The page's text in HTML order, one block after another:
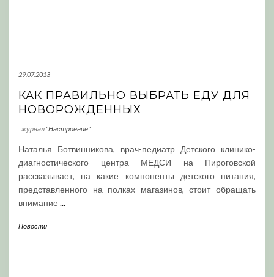
29.07.2013
КАК ПРАВИЛЬНО ВЫБРАТЬ ЕДУ ДЛЯ
НОВОРОЖДЕННЫХ
журнал "Настроение"
Наталья Ботвинникова, врач-педиатр Детского клинико-
диагностического центра МЕДСИ на Пироговской
рассказывает, на какие компоненты детского питания,
представленного на полках магазинов, стоит обращать
внимание ...
Новости